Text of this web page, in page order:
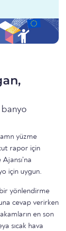
banyo
yüzme
rapor için
için uygun.
yönlendirme
cevap verirken
en son
sıcak hava